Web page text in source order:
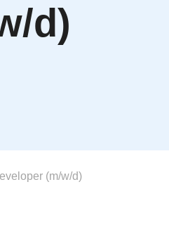
d)
(m/w/d)